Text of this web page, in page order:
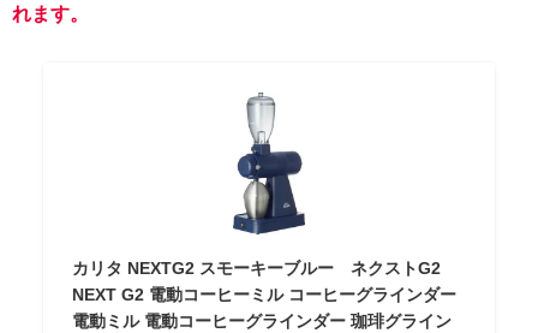
れます。
カリタ NEXTG2 スモーキーブルー ネクストG2
NEXT G2 電動コーヒーミル コーヒーグラインダー
電動ミル 電動コーヒーグラインダー 珈琲グライン